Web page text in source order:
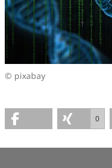
© pixabay
0